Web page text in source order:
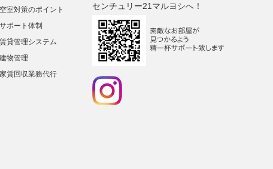
空室対策のポイント
サポート体制
賃貸管理システム
建物管理
家賃回収業務代行
センチュリー21マルヨシへ！